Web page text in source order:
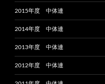
2015年度 中体連
2014年度 中体連
2013年度 中体連
2012年度 中体連